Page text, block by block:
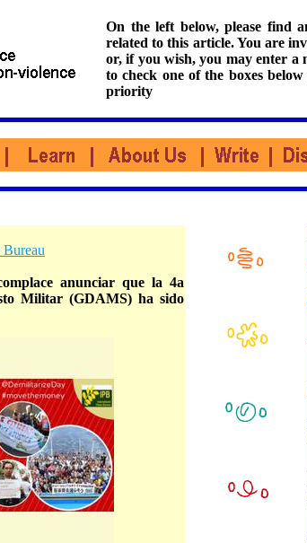
On the left below, please find
related to this article. You are
or, if you wish, you may enter a
to check one of the boxes
priority
anunciar que la 4a
Militar (GDAMS) ha sido